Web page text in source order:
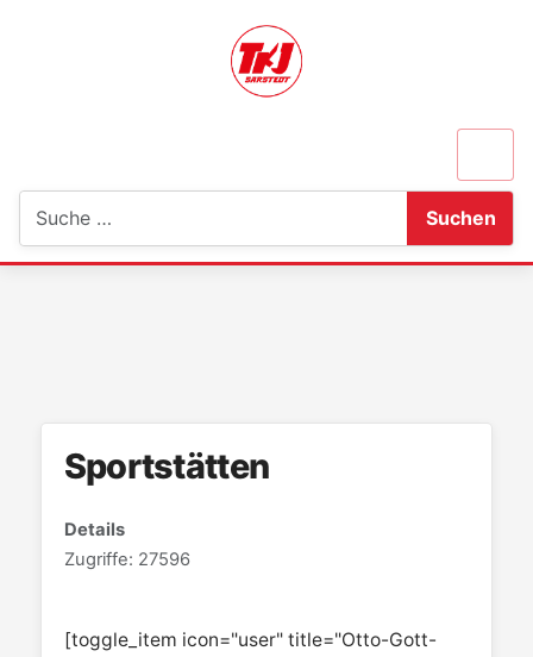
Suchen
Sportstätten
Details
Zugriffe: 27596
[toggle_item icon="user" title="Otto-Gott-